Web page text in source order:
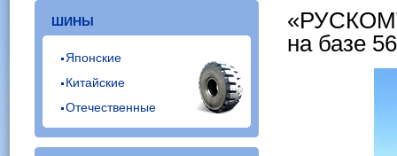
ШИНЫ
Японские
Китайские
Отечественные
на базе